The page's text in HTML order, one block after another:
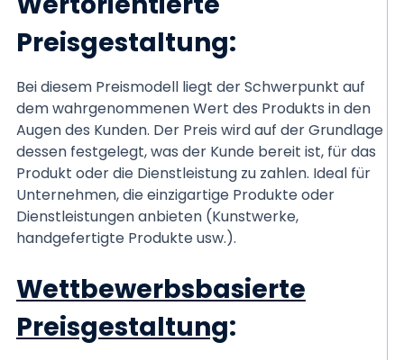
Preisgestaltung:
Bei diesem Preismodell liegt der Schwerpunkt auf
dem wahrgenommenen Wert des Produkts in den
Augen des Kunden. Der Preis wird auf der Grundlage
dessen festgelegt, was der Kunde bereit ist, für das
Produkt oder die Dienstleistung zu zahlen. Ideal für
Unternehmen, die einzigartige Produkte oder
Dienstleistungen anbieten (Kunstwerke,
handgefertigte Produkte usw.).
Wettbewerbsbasierte
Preisgestaltung: